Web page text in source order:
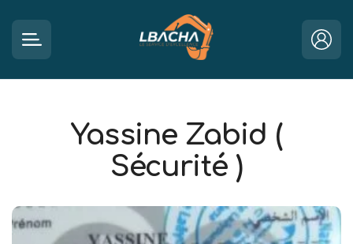
Yassine Zabid (
Sécurité )